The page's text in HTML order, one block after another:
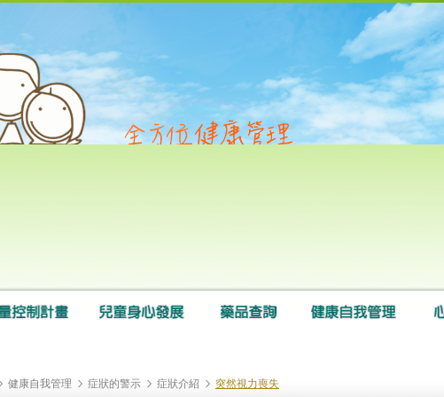
健康自我管理 症狀的警示 症狀介紹 突然視力喪失